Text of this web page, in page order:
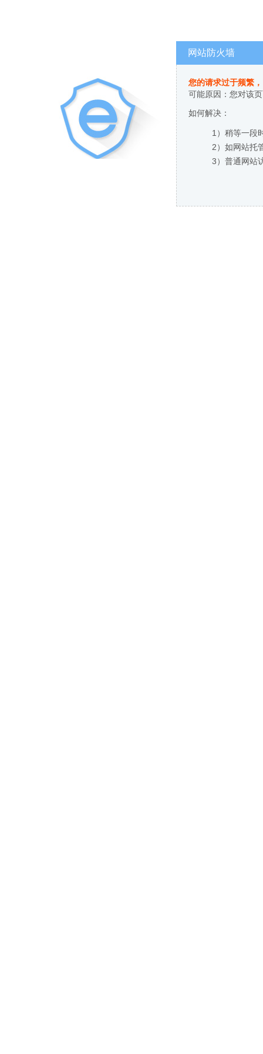
网站防火墙
您的请求过于频繁
可能原因：您对该
如何解决：
1）稍等一段
2）如网站托
3）普通网站